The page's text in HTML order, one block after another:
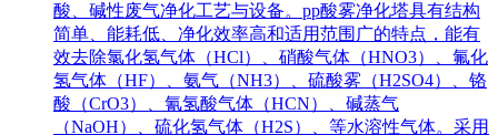
酸、碱性废气净化工艺与设备。pp酸雾净化塔具有结构
简单、能耗低、净化效率高和适用范围广的特点，能有
效去除氯化氢气体（HCl）、硝酸气体（HNO3）、氟化
氢气体（HF）、氨气（NH3）、硫酸雾（H2SO4）、铬
酸（CrO3）、氰氢酸气体（HCN）、碱蒸气
（NaOH）、硫化氢气体（H2S）、等水溶性气体。采用